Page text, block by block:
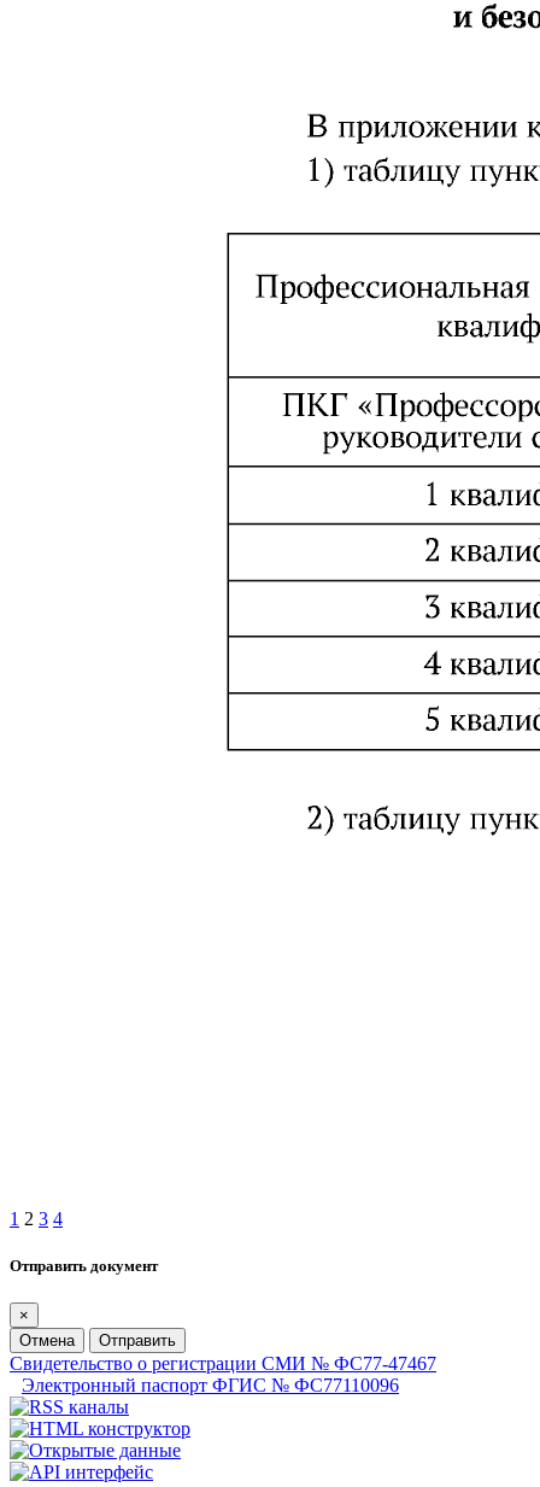
1 2 3 4
Отправить документ
×
Отмена
Отправить
Свидетельство о регистрации СМИ № ФС77-47467
Электронный паспорт ФГИС № ФС77110096